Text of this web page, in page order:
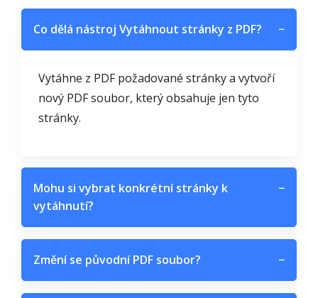
Co dělá nástroj Vytáhnout stránky z PDF? −
Vytáhne z PDF požadované stránky a vytvoří
nový PDF soubor, který obsahuje jen tyto
stránky.
Mohu si vybrat konkrétní stránky k
vytáhnutí?
−
Změní se původní PDF soubor? −